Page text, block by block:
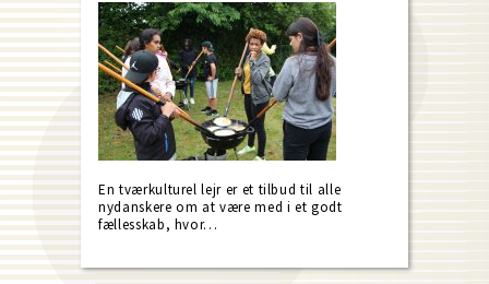
En tværkulturel lejr er et tilbud til alle
nydanskere om at være med i et godt
fællesskab, hvor…